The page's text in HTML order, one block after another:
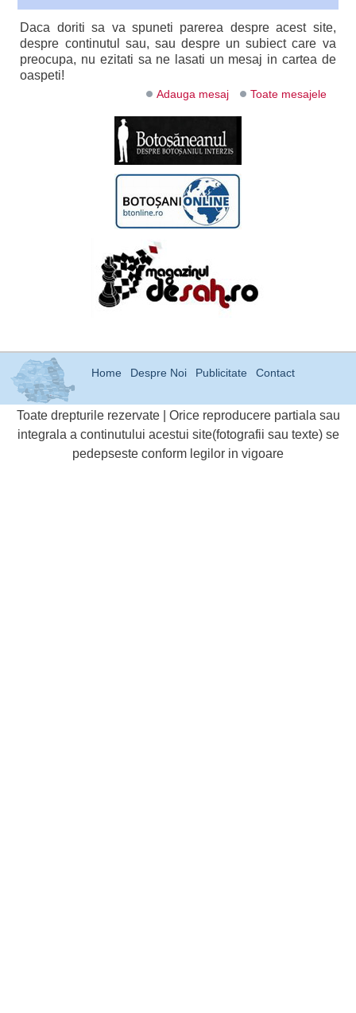
Daca doriti sa va spuneti parerea despre acest site,
despre continutul sau, sau despre un subiect care va
preocupa, nu ezitati sa ne lasati un mesaj in cartea de
oaspeti!
Adauga mesaj Toate mesajele
Home Despre Noi Publicitate Contact
Toate drepturile rezervate | Orice reproducere partiala sau
integrala a continutului acestui site(fotografii sau texte) se
pedepseste conform legilor in vigoare